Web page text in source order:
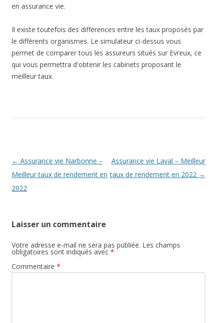
en assurance vie.
Il existe toutefois des différences entre les taux proposés par
le différents organismes. Le simulateur ci-dessus vous
permet de comparer tous les assureurs situés sur Evreux, ce
qui vous permettra d'obtenir les cabinets proposant le
meilleur taux.
Navigation
des
articles
← Assurance vie Narbonne –
Meilleur taux de rendement en
2022
Assurance vie Laval – Meilleur
taux de rendement en 2022 →
Laisser un commentaire
Votre adresse e-mail ne sera pas publiée. Les champs
obligatoires sont indiqués avec *
Commentaire *